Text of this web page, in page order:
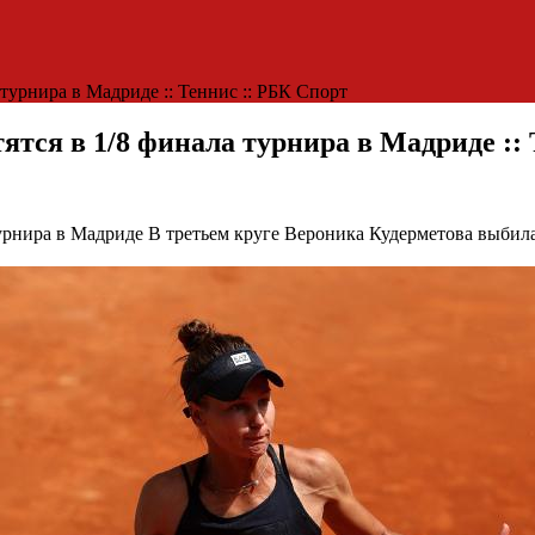
в Мадриде :: Теннис :: РБК Спорт
в 1/8 финала турнира в Мадриде
в Мадриде В третьем круге Вероника Кудерметова